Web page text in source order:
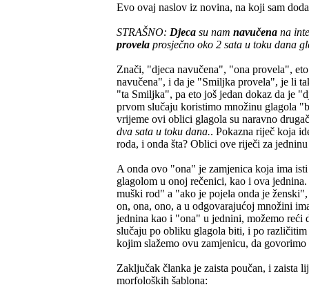
Evo ovaj naslov iz novina, na koji sam
STRAŠNO: Djeca su nam navučena na
provela prosječno oko 2 sata u toku dana
Znači, "djeca navučena", "ona provela",
navučena", i da je "Smiljka provela", je li
"ta Smiljka", pa eto još jedan dokaz da je
prvom slučaju koristimo množinu glagola
vrijeme ovi oblici glagola su naravno
dva sata u toku dana.. Pokazna riječ koja
roda, i onda šta? Oblici ove riječi za
A onda ovo "ona" je zamjenica koja ima
glagolom u onoj rečenici, kao i ova
muški rod" a "ako je pojela onda je
on, ona, ono, a u odgovarajućoj množini
jednina kao i "ona" u jednini, možemo reći
slučaju po obliku glagola biti, i po
kojim slažemo ovu zamjenicu, da
Zaključak članka je zaista poučan, i zaista
morfoloških šablona: